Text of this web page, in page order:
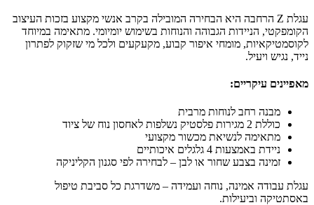
עגלת Z הרחבה היא הבחירה המובילה בקרב אנשי מקצוע בזכות העיצוב
הקומפקטי, הניידות הגבוהה והנוחות בשימוש יומיומי. מתאימה במיוחד
לקוסמטיקאיות, מומחי איפור קבוע, מקעקעים ולכל מי שזקוק לפתרון
נייד, נגיש ויעיל.
מאפיינים עיקריים:
מבנה רחב לנוחות מרבית
כוללת 2 מגירות פלסטיק נשלפות לאחסון נוח של ציוד
מתאימה לנשיאת מכשור מקצועי
ניידת באמצעות 4 גלגלים איכותיים
זמינה בצבע שחור או לבן – לבחירה לפי סגנון הקליניקה
עגלת עבודה אמינה, נוחה ועמידה – משדרגת כל סביבת טיפול
באסתטיקה וביעילות.